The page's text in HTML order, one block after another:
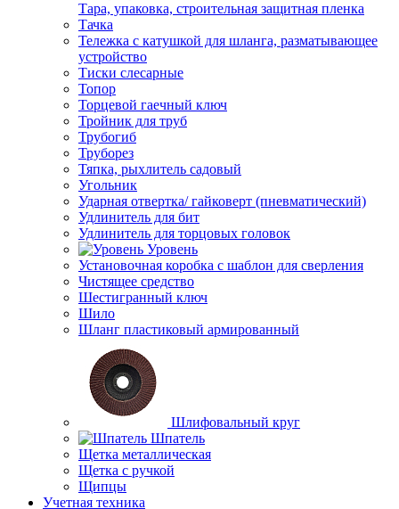
Тара, упаковка, строительная защитная пленка
Тачка
Тележка с катушкой для шланга, разматывающее
устройство
Тиски слесарные
Топор
Торцевой гаечный ключ
Тройник для труб
Трубогиб
Труборез
Тяпка, рыхлитель садовый
Угольник
Ударная отвертка/ гайковерт (пневматический)
Удлинитель для бит
Удлинитель для торцовых головок
Уровень
Установочная коробка с шаблон для сверления
Чистящее средство
Шестигранный ключ
Шило
Шланг пластиковый армированный
Шлифовальный круг
Шпатель
Щетка металлическая
Щетка с ручкой
Щипцы
Учетная техника